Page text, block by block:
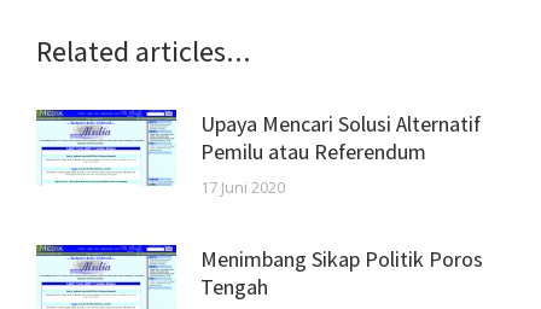
Related articles...
Upaya Mencari Solusi Alternatif
Pemilu atau Referendum
17 Juni 2020
Menimbang Sikap Politik Poros
Tengah